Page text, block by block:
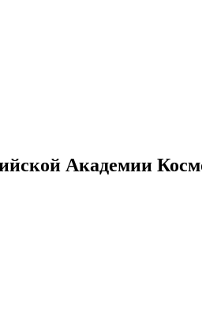
Академии